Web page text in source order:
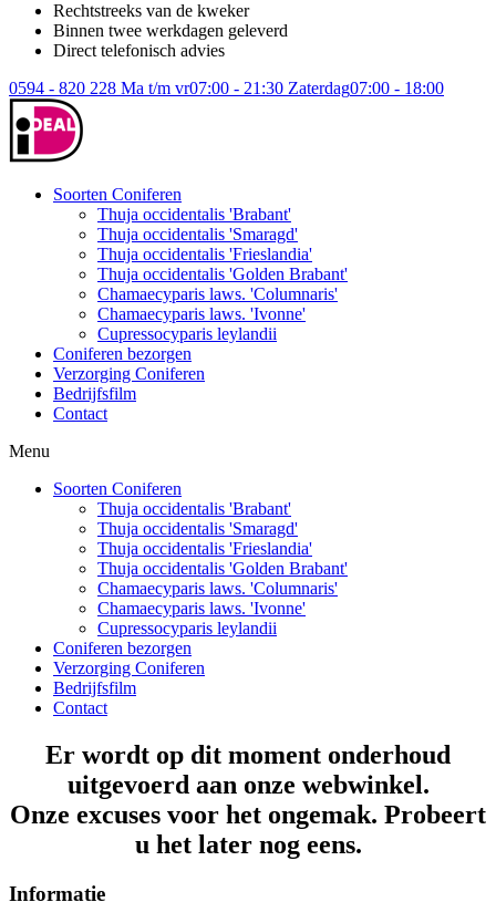
Rechtstreeks van de kweker
Binnen twee werkdagen geleverd
Direct telefonisch advies
0594 - 820 228 Ma t/m vr07:00 - 21:30 Zaterdag07:00 - 18:00
Soorten Coniferen
Thuja occidentalis 'Brabant'
Thuja occidentalis 'Smaragd'
Thuja occidentalis 'Frieslandia'
Thuja occidentalis 'Golden Brabant'
Chamaecyparis laws. 'Columnaris'
Chamaecyparis laws. 'Ivonne'
Cupressocyparis leylandii
Coniferen bezorgen
Verzorging Coniferen
Bedrijfsfilm
Contact
Menu
Soorten Coniferen
Thuja occidentalis 'Brabant'
Thuja occidentalis 'Smaragd'
Thuja occidentalis 'Frieslandia'
Thuja occidentalis 'Golden Brabant'
Chamaecyparis laws. 'Columnaris'
Chamaecyparis laws. 'Ivonne'
Cupressocyparis leylandii
Coniferen bezorgen
Verzorging Coniferen
Bedrijfsfilm
Contact
Er wordt op dit moment onderhoud
uitgevoerd aan onze webwinkel.
Onze excuses voor het ongemak. Probeert
u het later nog eens.
Informatie